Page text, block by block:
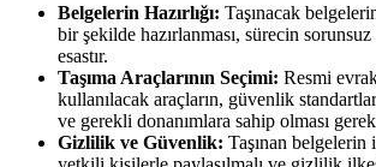
Belgelerin Hazırlığı: Taşınacak
bir şekilde hazırlanması, sürecin
esastır.
Taşıma Araçlarının Seçimi: Resmi
kullanılacak araçların, güvenlik
ve gerekli donanımlara sahip olması
Gizlilik ve Güvenlik: Taşınan belgelerin